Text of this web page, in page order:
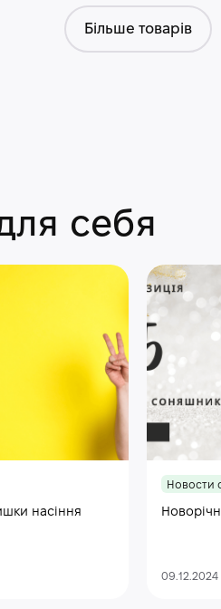
Більше товарів
себя
насіння
Новости
09.12.2024